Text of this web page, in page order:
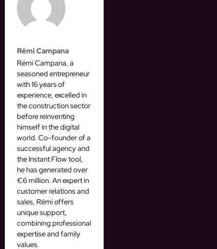
Rémi Campana
Rémi Campana, a
seasoned entrepreneur
with 16 years of
experience, excelled in
the construction sector
before reinventing
himself in the digital
world. Co-founder of a
successful agency and
the Instant Flow tool,
he has generated over
€6 million. An expert in
customer relations and
sales, Rémi offers
unique support,
combining professional
expertise and family
values.